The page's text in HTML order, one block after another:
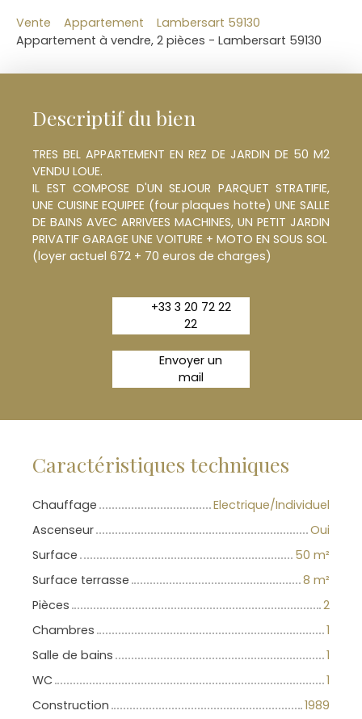
Vente Appartement
Lambersart 59130
Appartement à vendre, 2 pièces - Lambersart 59130
Descriptif du bien
TRES BEL APPARTEMENT EN REZ DE JARDIN DE 50 M2
VENDU LOUE.
IL EST COMPOSE D'UN SEJOUR PARQUET STRATIFIE,
UNE CUISINE EQUIPEE (four plaques hotte) UNE SALLE
DE BAINS AVEC ARRIVEES MACHINES, UN PETIT JARDIN
PRIVATIF GARAGE UNE VOITURE + MOTO EN SOUS SOL
(loyer actuel 672 + 70 euros de charges)
+33 3 20 72 22
22
Envoyer un
mail
Caractéristiques techniques
Chauffage
Electrique/Individuel
Ascenseur
Oui
Surface
50 m²
Surface terrasse
8 m²
Pièces
2
Chambres
1
Salle de bains
1
WC
1
Construction
1989